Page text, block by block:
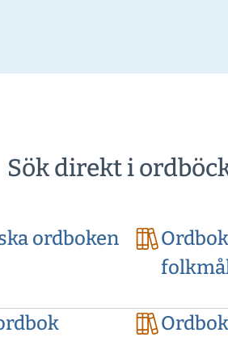
Sök direkt i
ordboken